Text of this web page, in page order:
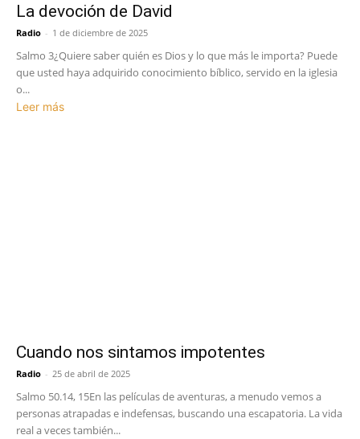
La devoción de David
Radio - 1 de diciembre de 2025
Salmo 3¿Quiere saber quién es Dios y lo que más le importa? Puede
que usted haya adquirido conocimiento bíblico, servido en la iglesia
o...
Leer más
Cuando nos sintamos impotentes
Radio - 25 de abril de 2025
Salmo 50.14, 15En las películas de aventuras, a menudo vemos a
personas atrapadas e indefensas, buscando una escapatoria. La vida
real a veces también...